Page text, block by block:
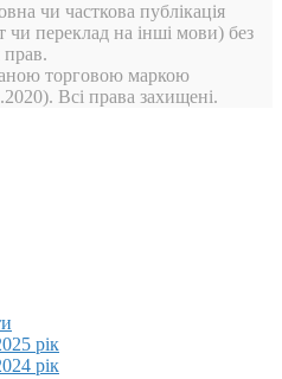
чи часткова публікація
чи переклад на інші мови) без
прав.
торговою маркою
Всі права захищені.
рік
рік